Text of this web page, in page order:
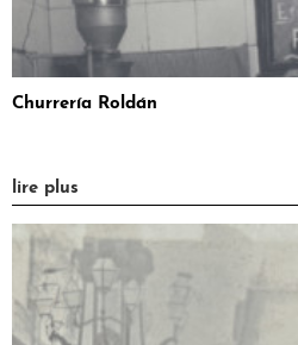
Churrería Roldán
lire plus